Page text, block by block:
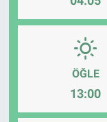
ÖĞLE
13:00
KÜLTÜR-